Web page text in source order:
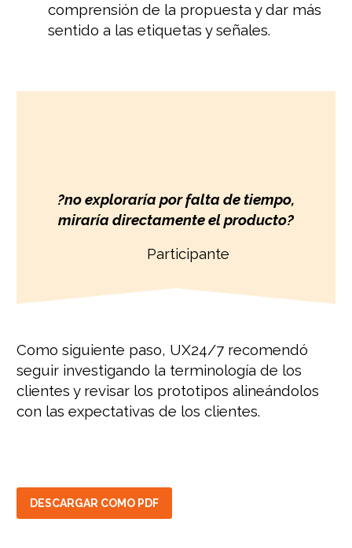
comprensión de la propuesta y dar más
sentido a las etiquetas y señales.
?no exploraría por falta de tiempo,
miraría directamente el producto?
Participante
Como siguiente paso, UX24/7 recomendó
seguir investigando la terminología de los
clientes y revisar los prototipos alineándolos
con las expectativas de los clientes.
DESCARGAR COMO PDF